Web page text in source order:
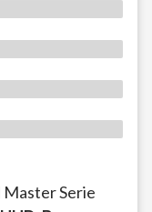
Master Serie